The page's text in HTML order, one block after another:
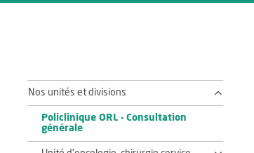
Nos unités et divisions
Policlinique ORL - Consultation
générale